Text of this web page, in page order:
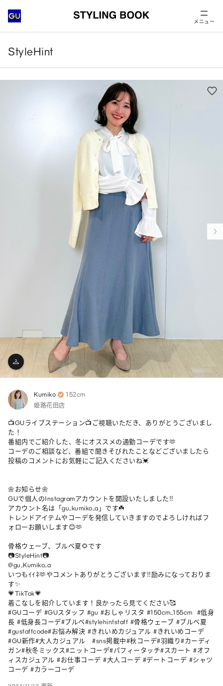
メニュー
StyleHint
Kumiko 152cm
姫路花田店
📺GUライブステーション📺ご視聴いただき、ありがとうございまし
た！
番組内でご紹介した、冬にオススメの通勤コーデです🫶
コーデのご相談など、番組で聞きそびれたことなどございましたら
投稿のコメントにお気軽にご記入くださいね💓
🌼お知らせ🌼
GUで個人のInstagramアカウントを開設いたしました‼︎
アカウント名は「gu_kumiko_a」です☘️
トレンドアイテムやコーデを発信していきますのでよろしければフ
ォローお願いします😊🫶
骨格ウェーブ、ブルベ夏🌻です
📷StyleHint📷
@gu_Kumiko_a
いつもｲｲﾈ🫶やコメントありがとうございます‼︎励みになっておりま
す✨
💗TikTok💗
着こなしを紹介しています！良かったら見てください🥰
#GUコーデ #GUスタッフ #gu #おしゃリスタ #150cm_155cm  #低身
長 #低身長コーデ#ブルベ#stylehintstaff #骨格ウェーブ #ブルベ夏
#gustaffcode#お悩み解決 #きれいめカジュアル #きれいめコーデ
#GU新作#大人カジュアル   #sns掲載中#秋コーデ#羽織り#カーディ
ガン#秋冬ミックス#ニットコーデ#パフィータッチ#スカート #オフ
ィスカジュアル #お仕事コーデ #大人コーデ #デートコーデ #シャツ
コーデ #カラーコーデ